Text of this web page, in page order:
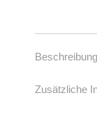
Beschreibung
Zusätzliche